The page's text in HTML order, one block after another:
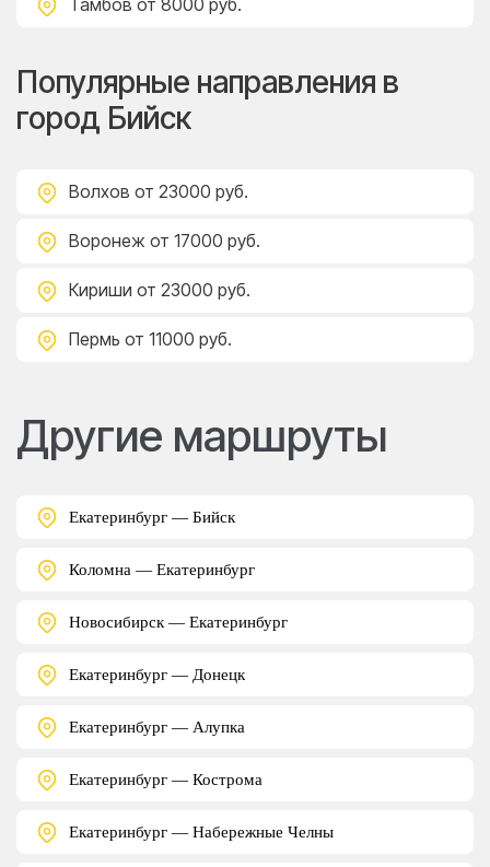
Тамбов от 8000 руб.
Популярные направления в
город Бийск
Волхов от 23000 руб.
Воронеж от 17000 руб.
Кириши от 23000 руб.
Пермь от 11000 руб.
Другие маршруты
Екатеринбург — Бийск
Коломна — Екатеринбург
Новосибирск — Екатеринбург
Екатеринбург — Донецк
Екатеринбург — Алупка
Екатеринбург — Кострома
Екатеринбург — Набережные Челны